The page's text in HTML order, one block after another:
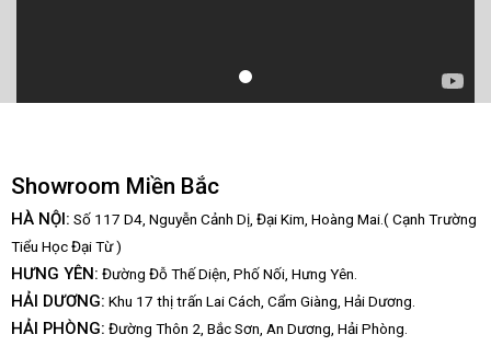
Showroom Miền Bắc
HÀ NỘI: Số 117 D4, Nguyễn Cảnh Dị, Đại Kim, Hoàng Mai.( Cạnh Trường
Tiểu Học Đại Từ )
HƯNG YÊN: Đường Đỗ Thế Diện, Phố Nối, Hưng Yên.
HẢI DƯƠNG: Khu 17 thị trấn Lai Cách, Cẩm Giàng, Hải Dương.
HẢI PHÒNG: Đường Thôn 2, Bắc Sơn, An Dương, Hải Phòng.